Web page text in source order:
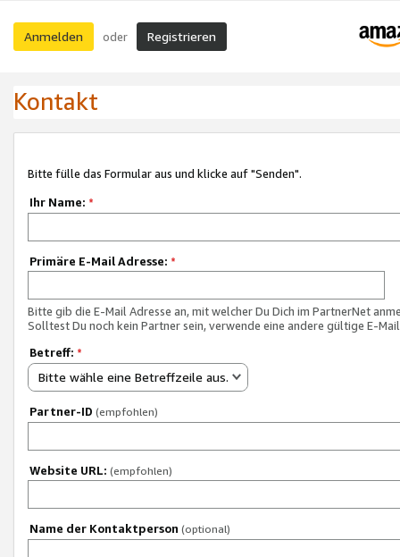
Anmelden oder Registrieren
Kontakt
Bitte fülle das Formular aus und klicke auf "Senden".
Ihr Name: *
Primäre E-Mail Adresse: *
Bitte gib die E-Mail Adresse an, mit welcher Du Dich im PartnerNet
Solltest Du noch kein Partner sein, verwende eine andere gültige E-
Betreff: *
Bitte wähle eine Betreffzeile aus.
Partner-ID (empfohlen)
Website URL: (empfohlen)
Name der Kontaktperson (optional)